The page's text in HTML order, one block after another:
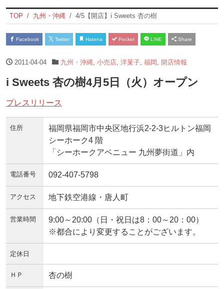
TOP 九州・沖縄 4/5【開店】i Sweets 杏の樹
Facebook Twitter Hatena Pocket LINE Share
2011-04-04 九州・沖縄 小売店, 洋菓子, 福岡 開店情報
i Sweets 杏の樹4月5日（火）オープン
プレスリリース
住所
福岡県福岡市中央区地行浜2-2-3ヒルトン福岡
シーホーク4 階
「シーホークアベニュー 九州夢街道」内
電話番号 092-407-5798
アクセス 地下鉄空港線・唐人町
営業時間
9:00～20:00（日・祝日は8：00～20：00）
※都合により変更することがございます。
定休日
ＨＰ 杏の樹